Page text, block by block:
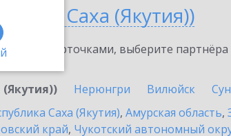
Саха (Якутия))
карточками, выберите
Нерюнгри Вилюйск
Саха (Якутия), Амурская область,
край, Чукотский автономный